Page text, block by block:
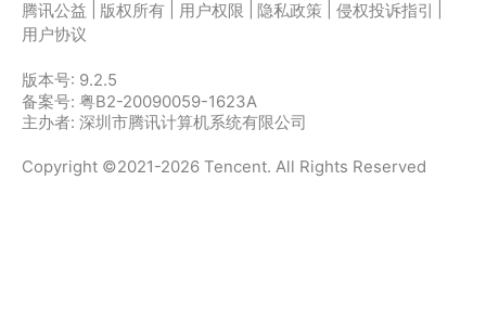
腾讯公益
版权所有 用户权限 隐私政策 侵权投诉指引
用户协议
版本号: 9.2.5
备案号: 粤B2-20090059-1623A
主办者: 深圳市腾讯计算机系统有限公司
Copyright ©2021-2026 Tencent. All Rights Reserved